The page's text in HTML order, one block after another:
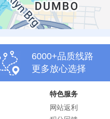
6000+品质线路
更多放心选择
特色服务
网站返利